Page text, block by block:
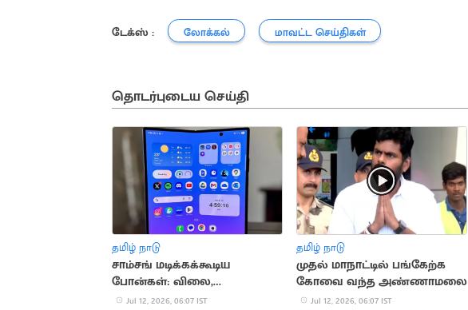
டேக்ஸ் : லோக்கல் மாவட்ட செய்திகள்
தொடர்புடைய செய்தி
தமிழ் நாடு
சாம்சங் மடிக்கக்கூடிய
போன்கள்: விலை,
சிறப்பம்சங்கள் கசிவு!
Jul 12, 2026, 06:07 IST
தமிழ் நாடு
முதல் மாநாட்டில் பங்கேற்க
கோவை வந்த அண்ணாமலை
Jul 12, 2026, 06:07 IST